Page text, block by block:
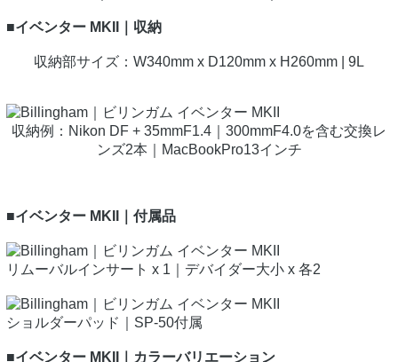
■イベンター MKII｜収納
収納部サイズ：W340mm x D120mm x H260mm | 9L
収納例：Nikon DF + 35mmF1.4｜300mmF4.0を含む交換レ
ンズ2本｜MacBookPro13インチ
■イベンター MKII｜付属品
リムーバルインサート x 1｜デバイダー大小 x 各2
ショルダーパッド｜SP-50付属
■イベンター MKII｜ カラーバリエーション